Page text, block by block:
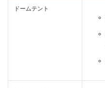
ドームテント